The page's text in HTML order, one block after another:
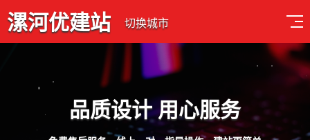
漯河优建站 切换城市
品质设计 用心服务